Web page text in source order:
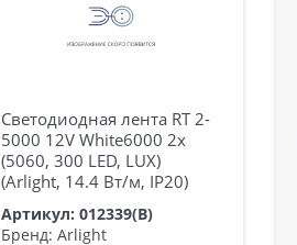
Светодиодная лента RT 2-
5000 12V White6000 2x
(5060, 300 LED, LUX)
(Arlight, 14.4 Вт/м, IP20)
Артикул: 012339(B)
Бренд: Arlight